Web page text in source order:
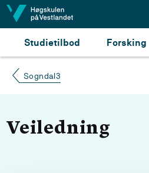
Hopp til innhald
Studietilbod Forsking
Sogndal3
Veiledning